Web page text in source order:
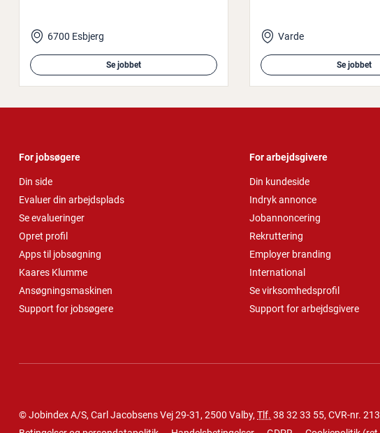
6700 Esbjerg
Se jobbet
Varde
Se jobbet
For jobsøgere
Din side
Evaluer din arbejdsplads
Se evalueringer
Opret profil
Apps til jobsøgning
Kaares Klumme
Ansøgningsmaskinen
Support for jobsøgere
For arbejdsgivere
Din kundeside
Indryk annonce
Jobannoncering
Rekruttering
Employer branding
International
Se virksomhedsprofil
Support for arbejdsgivere
© Jobindex A/S, Carl Jacobsens Vej 29-31, 2500 Valby, Tlf. 38 32 33 55, CVR-nr.